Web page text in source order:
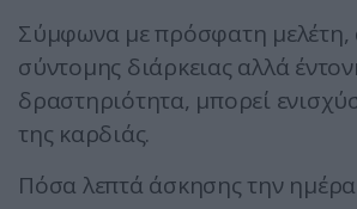
Σύμφωνα με πρόσφατη μελέτη,
σύντομης διάρκειας αλλά
δραστηριότητα, μπορεί
της καρδιάς.
Πόσα λεπτά άσκησης την ημέρα